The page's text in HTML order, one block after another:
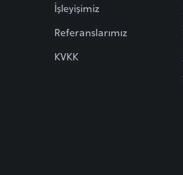
İşleyişimiz
Referanslarımız
KVKK